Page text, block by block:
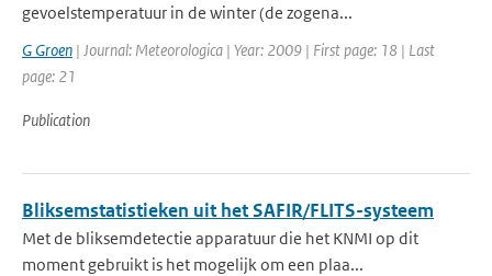
gevoelstemperatuur in de winter (de zogena...
G Groen | Journal: Meteorologica | Year: 2009 | First page: 18 | Last
page: 21
Publication
Bliksemstatistieken uit het SAFIR/FLITS-systeem
Met de bliksemdetectie apparatuur die het KNMI op dit
moment gebruikt is het mogelijk om een plaa...